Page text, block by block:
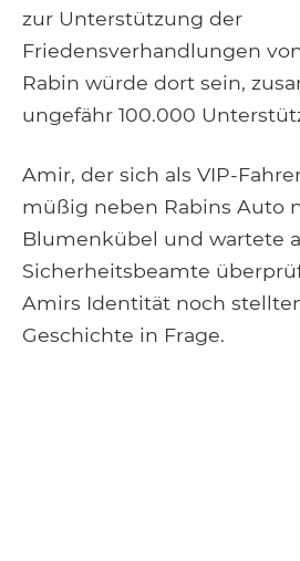
zur Unterstützung der
Friedensverhandlungen
Rabin würde dort sein,
ungefähr 100.000
Amir, der sich als VIP-
müßig neben Rabins Auto
Blumenkübel und wartete
Sicherheitsbeamte
Amirs Identität noch
Geschichte in Frage.